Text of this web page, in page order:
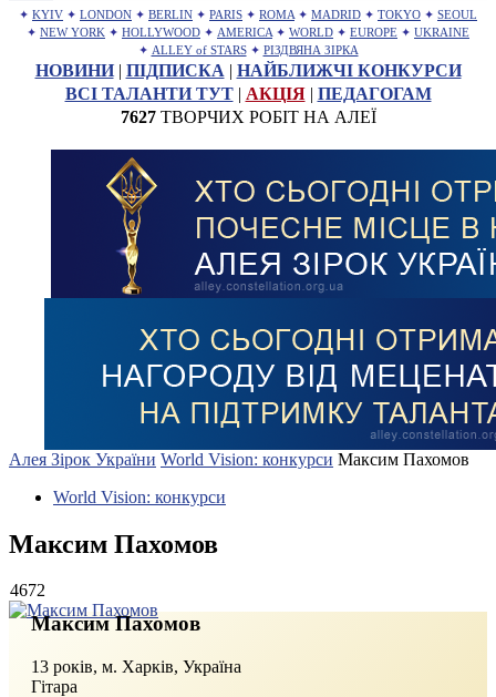
✦ KYIV ✦ LONDON ✦ BERLIN ✦ PARIS ✦ ROMA ✦ MADRID ✦ TOKYO ✦ SEOUL
✦ NEW YORK ✦ HOLLYWOOD ✦ AMERICA ✦ WORLD ✦ EUROPE ✦ UKRAINE
✦ ALLEY of STARS ✦ РІЗДВЯНА ЗІРКА
НОВИНИ| ПІДПИСКА | НАЙБЛИЖЧІ КОНКУРСИ
ВСІ ТАЛАНТИ ТУТ| АКЦІЯ| ПЕДАГОГАМ
7627ТВОРЧИХ РОБІТ НА АЛЕЇ
Алея Зірок України World Vision: конкурси Максим Пахомов
World Vision: конкурси
Максим Пахомов
4672
Максим Пахомов
13 років, м. Харків, Україна
Гітара